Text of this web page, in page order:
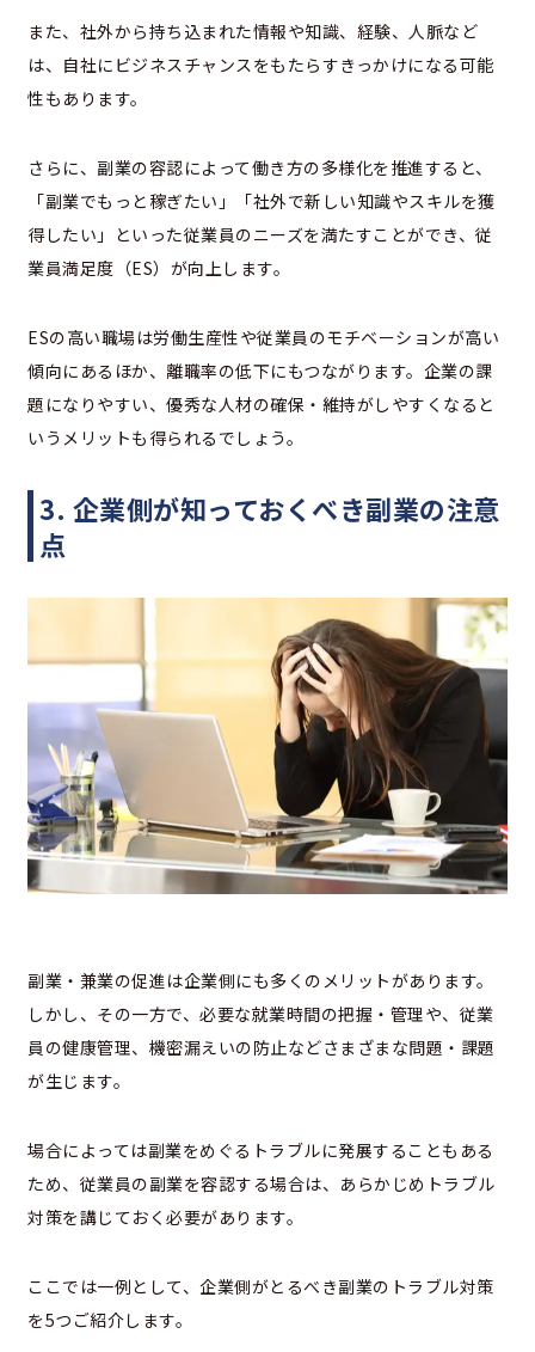
また、社外から持ち込まれた情報や知識、経験、人脈など
は、自社にビジネスチャンスをもたらすきっかけになる可能
性もあります。
さらに、副業の容認によって働き方の多様化を推進すると、
「副業でもっと稼ぎたい」「社外で新しい知識やスキルを獲
得したい」といった従業員のニーズを満たすことができ、従
業員満足度（ES）が向上します。
ESの高い職場は労働生産性や従業員のモチベーションが高い
傾向にあるほか、離職率の低下にもつながります。企業の課
題になりやすい、優秀な人材の確保・維持がしやすくなると
いうメリットも得られるでしょう。
3. 企業側が知っておくべき副業の注意
点
副業・兼業の促進は企業側にも多くのメリットがあります。
しかし、その一方で、必要な就業時間の把握・管理や、従業
員の健康管理、機密漏えいの防止などさまざまな問題・課題
が生じます。
場合によっては副業をめぐるトラブルに発展することもある
ため、従業員の副業を容認する場合は、あらかじめトラブル
対策を講じておく必要があります。
ここでは一例として、企業側がとるべき副業のトラブル対策
を5つご紹介します。